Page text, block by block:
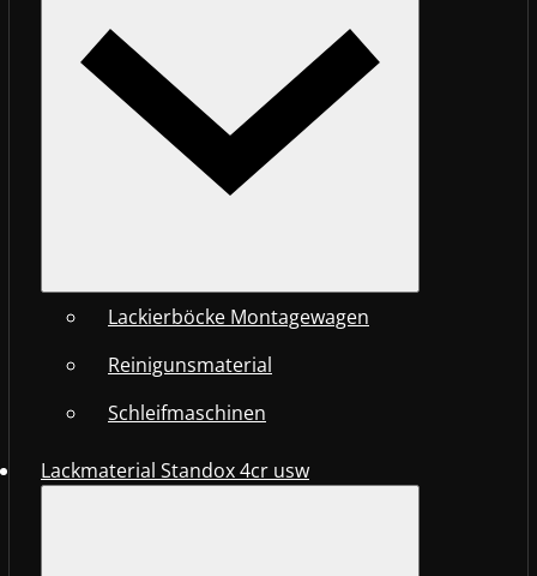
Lackierböcke Montagewagen
Reinigunsmaterial
Schleifmaschinen
Lackmaterial Standox 4cr usw